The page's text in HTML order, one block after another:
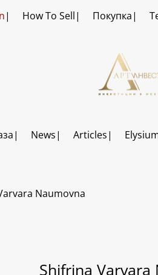
How To Sell Покупка
News Articles
Naumovna
Shifrina Varvara